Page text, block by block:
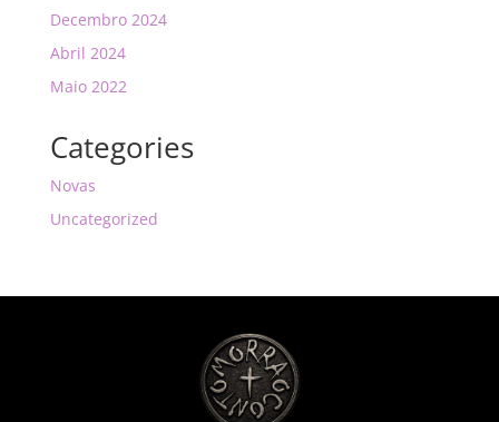
Decembro 2024
Abril 2024
Maio 2022
Categories
Novas
Uncategorized